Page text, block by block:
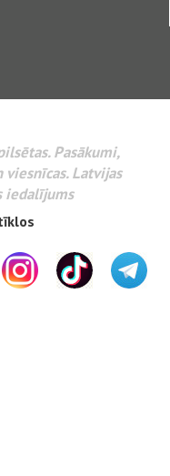
Pasākumi,
Latvijas
iedalījums